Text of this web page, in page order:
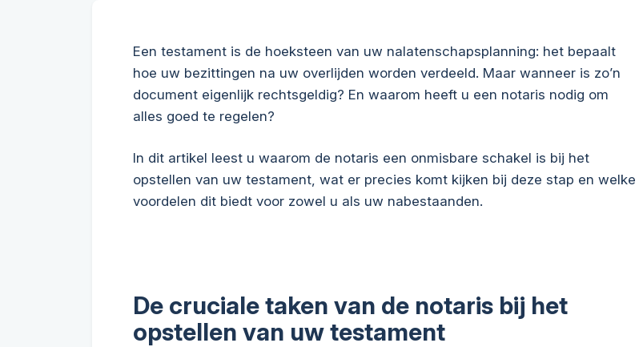
Een testament is de hoeksteen van uw nalatenschapsplanning: het bepaalt
hoe uw bezittingen na uw overlijden worden verdeeld. Maar wanneer is zo’n
document eigenlijk rechtsgeldig? En waarom heeft u een notaris nodig om
alles goed te regelen?
In dit artikel leest u waarom de notaris een onmisbare schakel is bij het
opstellen van uw testament, wat er precies komt kijken bij deze stap en welke
voordelen dit biedt voor zowel u als uw nabestaanden.
De cruciale taken van de notaris bij het
opstellen van uw testament